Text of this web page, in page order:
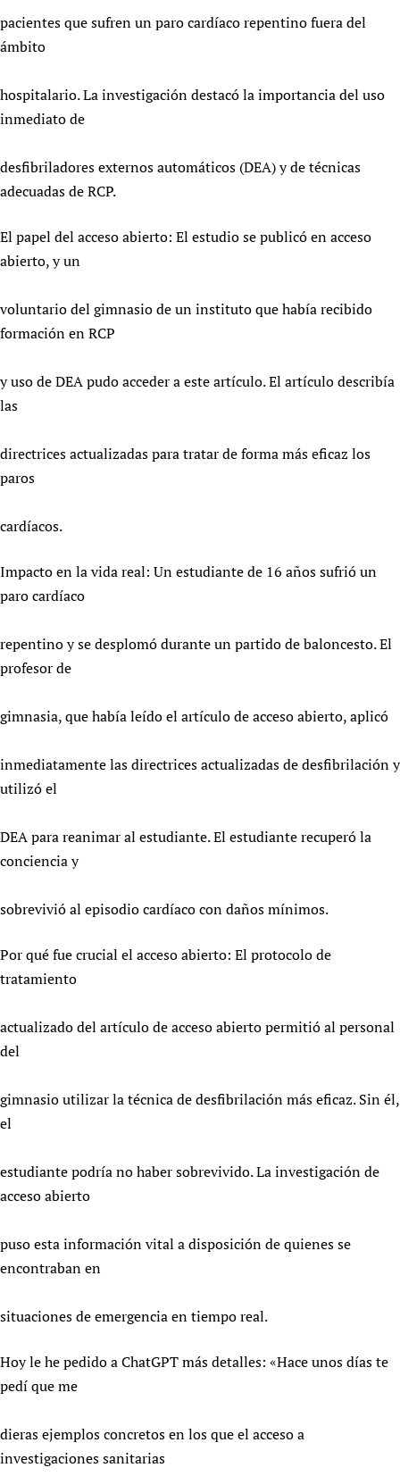
pacientes que sufren un paro cardíaco repentino fuera del
ámbito
hospitalario. La investigación destacó la importancia del uso
inmediato de
desfibriladores externos automáticos (DEA) y de técnicas
adecuadas de RCP.
El papel del acceso abierto: El estudio se publicó en acceso
abierto, y un
voluntario del gimnasio de un instituto que había recibido
formación en RCP
y uso de DEA pudo acceder a este artículo. El artículo describía
las
directrices actualizadas para tratar de forma más eficaz los
paros
cardíacos.
Impacto en la vida real: Un estudiante de 16 años sufrió un
paro cardíaco
repentino y se desplomó durante un partido de baloncesto. El
profesor de
gimnasia, que había leído el artículo de acceso abierto, aplicó
inmediatamente las directrices actualizadas de desfibrilación y
utilizó el
DEA para reanimar al estudiante. El estudiante recuperó la
conciencia y
sobrevivió al episodio cardíaco con daños mínimos.
Por qué fue crucial el acceso abierto: El protocolo de
tratamiento
actualizado del artículo de acceso abierto permitió al personal
del
gimnasio utilizar la técnica de desfibrilación más eficaz. Sin él,
el
estudiante podría no haber sobrevivido. La investigación de
acceso abierto
puso esta información vital a disposición de quienes se
encontraban en
situaciones de emergencia en tiempo real.
Hoy le he pedido a ChatGPT más detalles: «Hace unos días te
pedí que me
dieras ejemplos concretos en los que el acceso a
investigaciones sanitarias